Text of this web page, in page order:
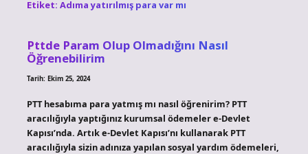
Etiket: Adıma yatırılmış para var mı
Pttde Param Olup Olmadığını Nasıl
Öğrenebilirim
Tarih: Ekim 25, 2024
PTT hesabıma para yatmış mı nasıl öğrenirim? PTT
aracılığıyla yaptığınız kurumsal ödemeler e-Devlet
Kapısı’nda. Artık e-Devlet Kapısı’nı kullanarak PTT
aracılığıyla sizin adınıza yapılan sosyal yardım ödemeleri,